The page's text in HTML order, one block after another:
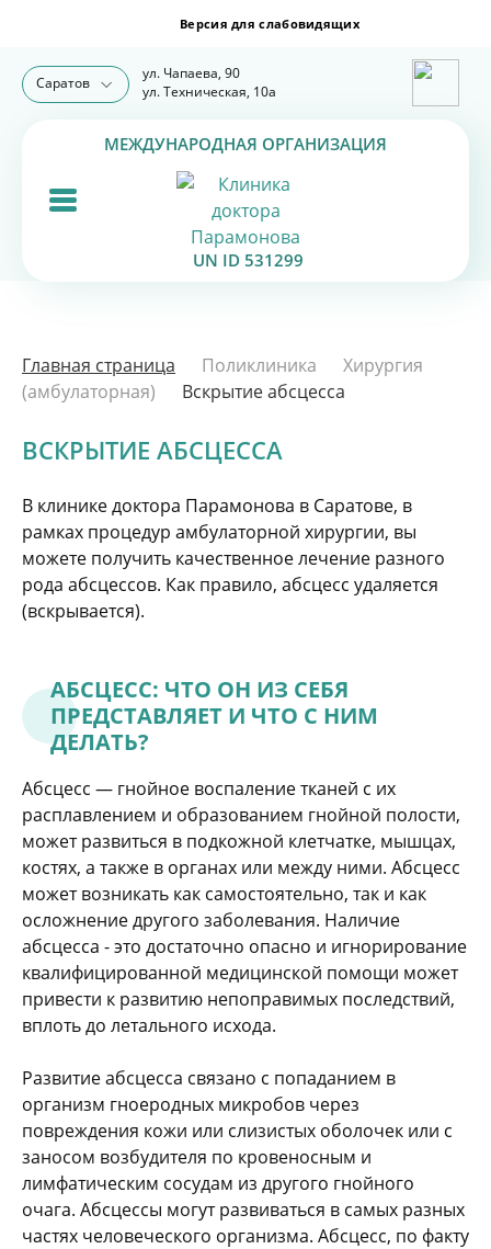
Саратов
ул. Чапаева, 90
ул. Техническая, 10а
МЕЖДУНАРОДНАЯ ОРГАНИЗАЦИЯ
UN ID 531299
Главная страница Поликлиника
Хирургия
(амбулаторная)
Вскрытие абсцесса
ВСКРЫТИЕ АБСЦЕССА
В клинике доктора Парамонова в Саратове, в
рамках процедур амбулаторной хирургии, вы
можете получить качественное лечение разного
рода абсцессов. Как правило, абсцесс удаляется
(вскрывается).
АБСЦЕСС: ЧТО ОН ИЗ СЕБЯ
ПРЕДСТАВЛЯЕТ И ЧТО С НИМ
ДЕЛАТЬ?
Абсцесс — гнойное воспаление тканей с их
расплавлением и образованием гнойной полости,
может развиться в подкожной клетчатке, мышцах,
костях, а также в органах или между ними. Абсцесс
может возникать как самостоятельно, так и как
осложнение другого заболевания. Наличие
абсцесса - это достаточно опасно и игнорирование
квалифицированной медицинской помощи может
привести к развитию непоправимых последствий,
вплоть до летального исхода.
Развитие абсцесса связано с попаданием в
организм гноеродных микробов через
повреждения кожи или слизистых оболочек или с
заносом возбудителя по кровеносным и
лимфатическим сосудам из другого гнойного
очага. Абсцессы могут развиваться в самых разных
частях человеческого организма. Абсцесс, по факту